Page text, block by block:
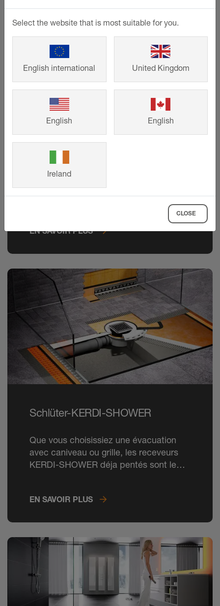
Schlüter-KERDI
Étanchéité composite : nos produits de
étanchéité composite optimale sous
carrelage mettant ainsi fin aux dégâts
EN SAVOIR PLUS
Schlüter-KERDI-SHOWER
Que vous choisissiez une évacuation
avec caniveau ou grille, les receveurs
KERDI-SHOWER déja pentés sont le
directement la pente réglementaire.
EN SAVOIR PLUS
Select the website that is most suitable for you.
English international United Kingdom
English English
Ireland
CLOSE